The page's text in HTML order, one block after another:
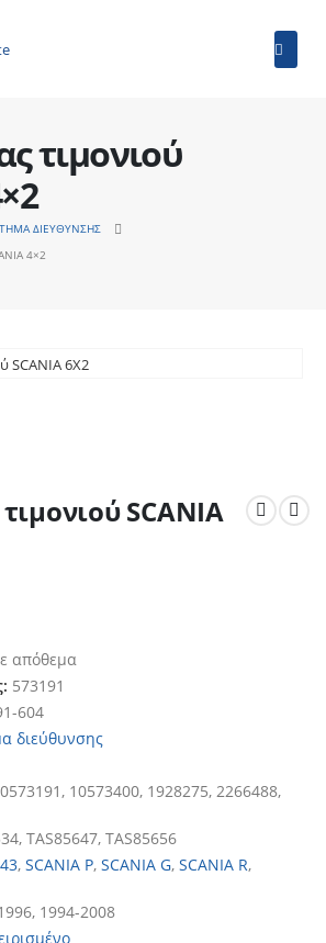
τιμονιού
ΔΙΕΎΘΥΝΣΗΣ
4×2
SCANIA
απόθεμα
573191
604
διεύθυνσης
10573400, 1928275, 2266488,
TAS85647, TAS85656
, SCANIA P, SCANIA G, SCANIA R,
1994-2008